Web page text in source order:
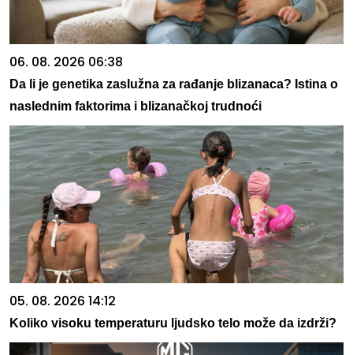
06. 08. 2026 06:38
Da li je genetika zaslužna za rađanje blizanaca? Istina o
naslednim faktorima i blizanačkoj trudnoći
05. 08. 2026 14:12
Koliko visoku temperaturu ljudsko telo može da izdrži?